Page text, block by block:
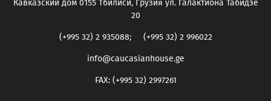
Кавказский дом 0155 Тбилиси, Грузия ул. Галактиона Табидзе
20
(+995 32) 2 935088; (+995 32) 2 996022
info@caucasianhouse.ge
FAX: (+995 32) 2997261